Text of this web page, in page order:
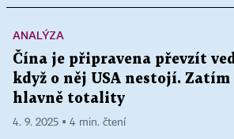
ANALÝZA
Čína je připravena převzít
když o něj USA nestojí.
hlavně totality
4. 9. 2025 ▪ 4 min. čtení